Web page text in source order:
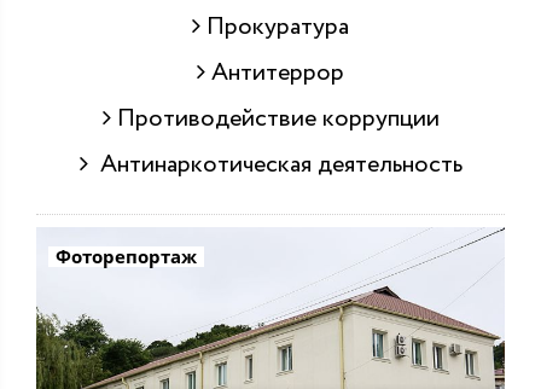
Прокуратура
Антитеррор
Противодействие коррупции
Антинаркотическая деятельность
Фоторепортаж